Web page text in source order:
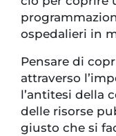
ospedalieri in
Pensare di
attraverso
l’antitesi della
delle risorse
giusto che si